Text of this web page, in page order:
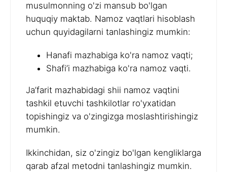
musulmonning o'zi mansub bo'lgan
huquqiy maktab. Namoz vaqtlari hisoblash
uchun quyidagilarni tanlashingiz mumkin:
Hanafi mazhabiga ko'ra namoz vaqti;
Shafi’i mazhabiga ko'ra namoz vaqti.
Ja’farit mazhabidagi shii namoz vaqtini
tashkil etuvchi tashkilotlar ro'yxatidan
topishingiz va o'zingizga moslashtirishingiz
mumkin.
Ikkinchidan, siz o'zingiz bo'lgan kengliklarga
qarab afzal metodni tanlashingiz mumkin.